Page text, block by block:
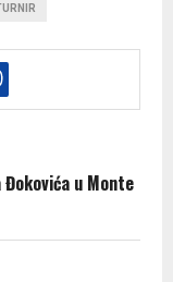
u Monte